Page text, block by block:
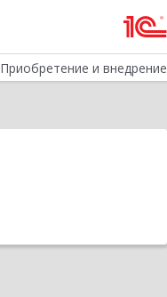
Приобретение и внедрение